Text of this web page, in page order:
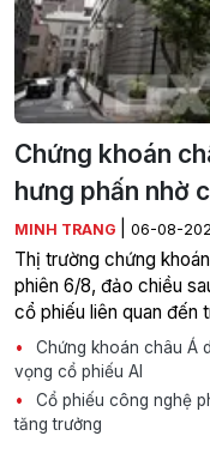
Chứng khoán
hưng phấn nhờ
MINH TRANG 06-08-
Thị trường chứng
phiên 6/8, đảo chiều
cổ phiếu liên quan đến
Chứng khoán châu Á
vọng cổ phiếu AI
Cổ phiếu công nghệ
tăng trưởng